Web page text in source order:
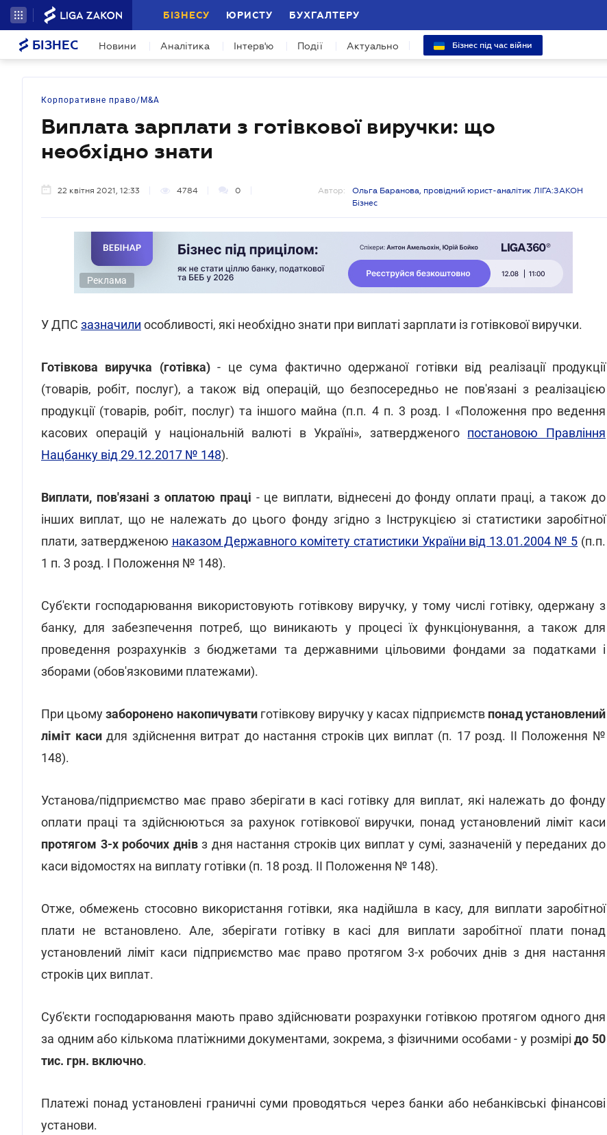
БІЗНЕСУ ЮРИСТУ БУХГАЛТЕРУ
БІЗНЕС Новини Аналітика Інтерв'ю Події Актуально Бізнес під час війни
Корпоративне право/M&A
Виплата зарплати з готівкової виручки: що
необхідно знати
22 квітня 2021, 12:33 4784 0 Автор:
Ольга Баранова, провідний юрист-аналітик ЛІГА:ЗАКОН
Бізнес
Реклама
У ДПС зазначили особливості, які необхідно знати при виплаті зарплати із готівкової виручки.
Готівкова виручка (готівка)- це сума фактично одержаної готівки від реалізації продукції
(товарів, робіт, послуг), а також від операцій, що безпосередньо не пов'язані з реалізацією
продукції (товарів, робіт, послуг) та іншого майна (п.п. 4 п. 3 розд. І «Положення про ведення
касових операцій у національній валюті в Україні», затвердженого постановою Правління
Нацбанку від 29.12.2017 № 148).
Виплати, пов'язані з оплатою праці - це виплати, віднесені до фонду оплати праці, а також до
інших виплат, що не належать до цього фонду згідно з Інструкцією зі статистики заробітної
плати, затвердженою наказом Державного комітету статистики України від 13.01.2004 № 5 (п.п.
1 п. 3 розд. I Положення № 148).
Суб'єкти господарювання використовують готівкову виручку, у тому числі готівку, одержану з
банку, для забезпечення потреб, що виникають у процесі їх функціонування, а також для
проведення розрахунків з бюджетами та державними цільовими фондами за податками і
зборами (обов'язковими платежами).
При цьомузаборонено накопичуватиготівкову виручку у касах підприємств понад установлений
ліміт касидля здійснення витрат до настання строків цих виплат (п. 17 розд. II Положення №
148).
Установа/підприємство має право зберігати в касі готівку для виплат, які належать до фонду
оплати праці та здійснюються за рахунок готівкової виручки, понад установлений ліміт каси
протягом 3-х робочих днівз дня настання строків цих виплат у сумі, зазначеній у переданих до
каси відомостях на виплату готівки (п. 18 розд. II Положення № 148).
Отже, обмежень стосовно використання готівки, яка надійшла в касу, для виплати заробітної
плати не встановлено. Але, зберігати готівку в касі для виплати заробітної плати понад
установлений ліміт каси підприємство має право протягом 3-х робочих днів з дня настання
строків цих виплат.
Суб'єкти господарювання мають право здійснювати розрахунки готівкою протягом одного дня
за одним або кількома платіжними документами, зокрема, з фізичними особами - у розмірідо 50
тис. грн. включно.
Платежі понад установлені граничні суми проводяться через банки або небанківські фінансові
установи.